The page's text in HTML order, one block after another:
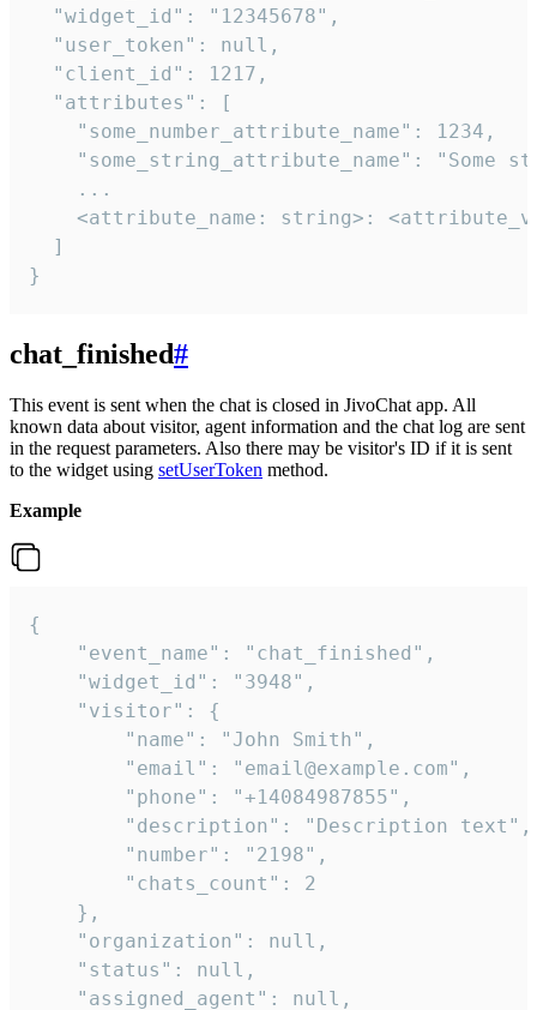
  "widget_id": "12345678",
  "user_token": null,
  "client_id": 1217,
  "attributes": [
    "some_number_attribute_name": 1234,
"some_string_attribute_name": "Some
    ...
<attribute_name: string>:
  ]
}
chat_finished#
This event is sent when the chat is closed in JivoChat app. All
known data about visitor, agent information and the chat log are sent
in the request parameters. Also there may be visitor's ID if it is sent
to the widget using setUserToken method.
Example
{
    "event_name": "chat_finished",
    "widget_id": "3948",
    "visitor": {
        "name": "John Smith",
        "email": "email@example.com",
        "phone": "+14084987855",
        "description": "Description text",
        "number": "2198",
        "chats_count": 2
    },
    "organization": null,
    "status": null,
    "assigned_agent": null,